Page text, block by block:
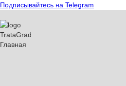
Подписывайтесь на Telegram
TrataGrad
Главная